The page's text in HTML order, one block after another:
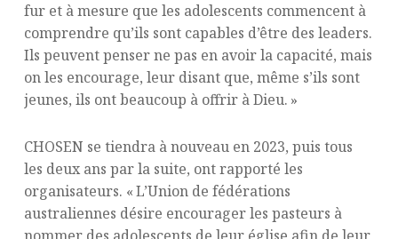
fur et à mesure que les adolescents commencent à
comprendre qu’ils sont capables d’être des leaders.
Ils peuvent penser ne pas en avoir la capacité, mais
on les encourage, leur disant que, même s’ils sont
jeunes, ils ont beaucoup à offrir à Dieu. »
CHOSEN se tiendra à nouveau en 2023, puis tous
les deux ans par la suite, ont rapporté les
organisateurs. « L’Union de fédérations
australiennes désire encourager les pasteurs à